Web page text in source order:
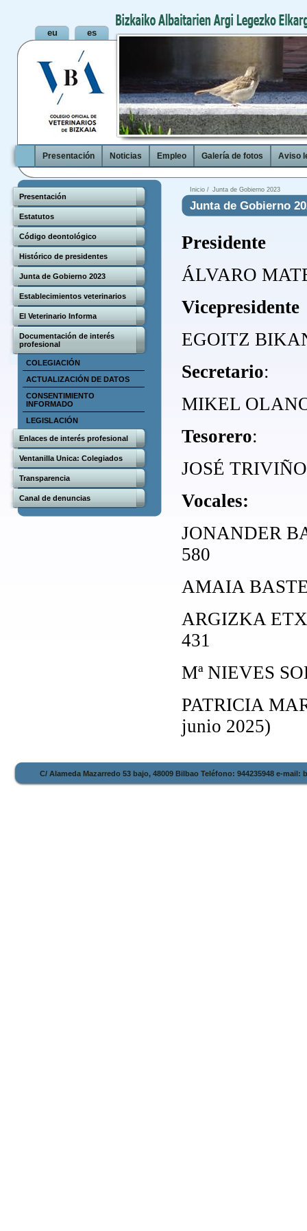
Presentación Noticias Empleo Galería de fotos Aviso
Presentación
Estatutos
Código deontológico
Histórico de presidentes
Junta de Gobierno 2023
Establecimientos veterinarios
El Veterinario Informa
Documentación de interés
profesional
COLEGIACIÓN
ACTUALIZACIÓN DE DATOS
CONSENTIMIENTO
INFORMADO
LEGISLACIÓN
Enlaces de interés profesional
Ventanilla Unica: Colegiados
Transparencia
Canal de denuncias
Inicio / Junta de Gobierno 2023
Junta de Gobierno
Presidente
ÁLVARO
Vicepresidente
EGOITZ
Secretario:
MIKEL
Tesorero:
JOSÉ
Vocales:
JONANDER
580
AMAIA
ARGIZKA
431
Mª NIEVES
PATRICIA
junio 2025)
C/ Alameda Mazarredo 53 bajo, 48009 Bilbao Teléfono: 944235948 e-mail: